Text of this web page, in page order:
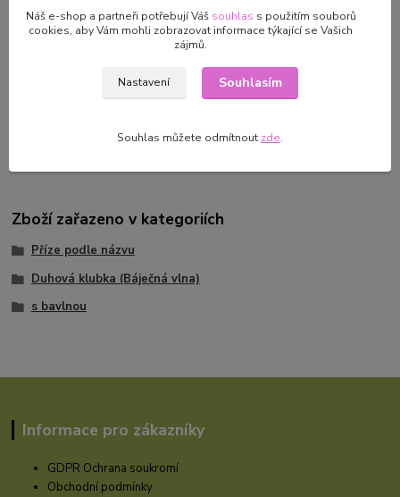
Parametry
Báječná vlna/Martin Donoval
Turecka 344 Staré Hory
97602,
Zboží zařazeno v kategoriích
Příze podle názvu
Duhová klubka (Báječná vlna)
s bavlnou
Informace pro zákazníky
GDPR Ochrana soukromí
Obchodní podmínky
Náš e-shop a partneři potřebují Váš souhlas s použitím souborů
cookies, aby Vám mohli zobrazovat informace týkající se Vašich
zájmů.
Nastavení Souhlasím
Souhlas můžete odmítnout zde.